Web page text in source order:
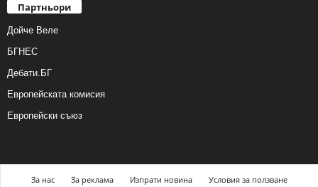
Партньори
Дойче Веле
БГНЕС
Дебати.БГ
Европейската комисия
Европейски съюз
За нас За реклама Изпрати новина Условия за ползване